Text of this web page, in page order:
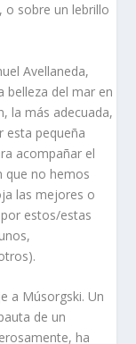
o sobre un lebrillo
Avellaneda,
belleza del mar en
la más adecuada,
esta pequeña
acompañar el
que no hemos
las mejores o
estos/estas
a Músorgski. Un
de un
ha